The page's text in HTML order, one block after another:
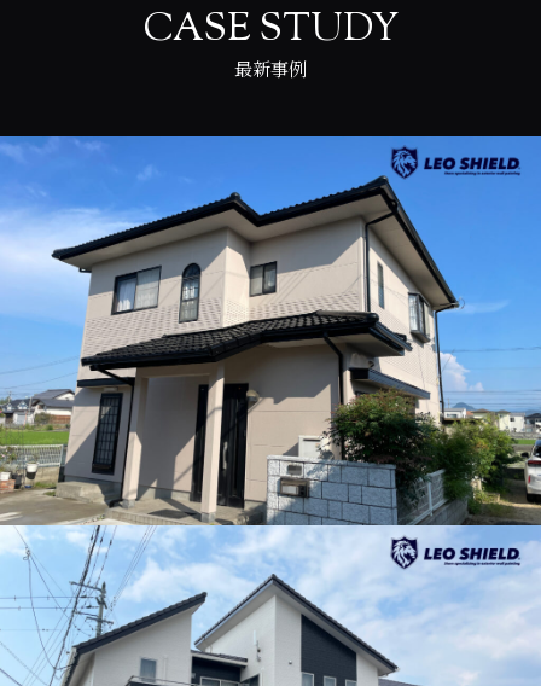
CASE STUDY
最新事例